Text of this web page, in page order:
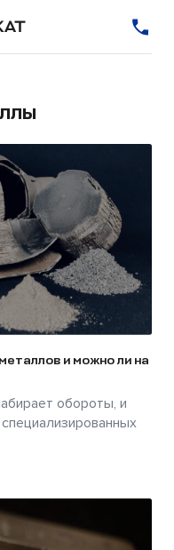
и можно ли на
обороты, и